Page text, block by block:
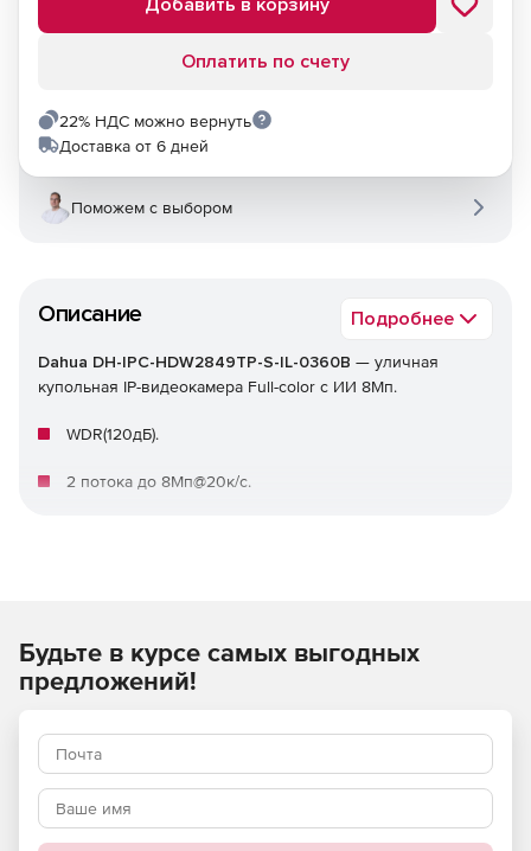
Описание Подробнее
Dahua DH-IPC-HDW2849TP-S-IL-0360B — уличная
купольная IP-видеокамера Full-color с ИИ 8Мп.
WDR(120дБ).
2 потока до 8Мп@20к/с.
MicroSD до 256Гбайт.
Оплатить по счету
22% НДС можно вернуть
Доставка от 6 дней
Поможем с выбором
Будьте в курсе самых выгодных
предложений!